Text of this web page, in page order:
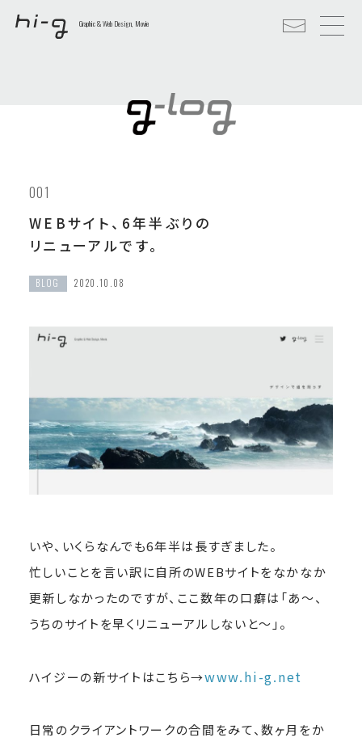
Graphic & Web Design, Movie
001
WEBサイト、6年半ぶりの
リニューアルです。
BLOG 2020.10.08
いや、いくらなんでも6年半は長すぎました。
忙しいことを言い訳に自所のWEBサイトをなかなか
更新しなかったのですが、ここ数年の口癖は「あ〜、
うちのサイトを早くリニューアルしないと〜」。
ハイジーの新サイトはこちら→www.hi-g.net
日常のクライアントワークの合間をみて、数ヶ月をか